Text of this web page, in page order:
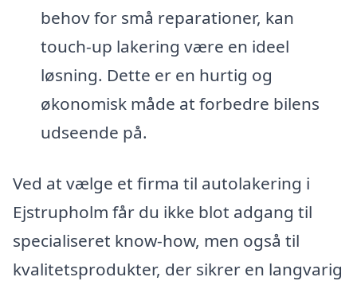
behov for små reparationer, kan
touch-up lakering være en ideel
løsning. Dette er en hurtig og
økonomisk måde at forbedre bilens
udseende på.
Ved at vælge et firma til autolakering i
Ejstrupholm får du ikke blot adgang til
specialiseret know-how, men også til
kvalitetsprodukter, der sikrer en langvarig